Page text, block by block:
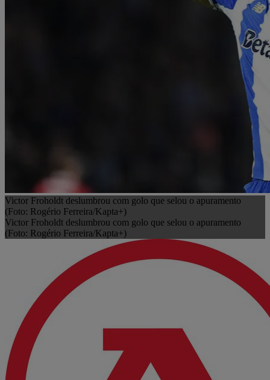
Victor Froholdt deslumbrou com golo que selou o apuramento
(Foto: Rogério Ferreira/Kapta+)
Victor Froholdt deslumbrou com golo que selou o apuramento
(Foto: Rogério Ferreira/Kapta+)